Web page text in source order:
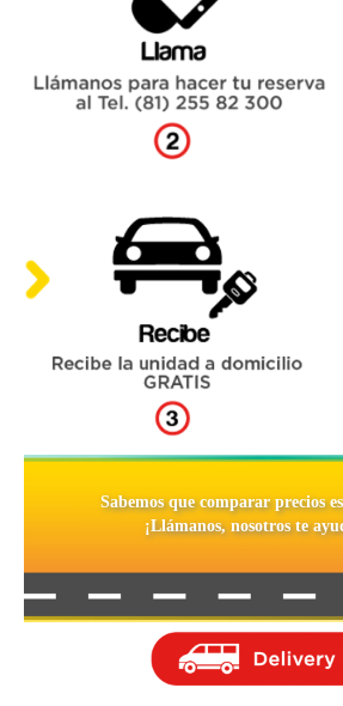
Sabemos que comparar precios
¡Llámanos, nosotros te